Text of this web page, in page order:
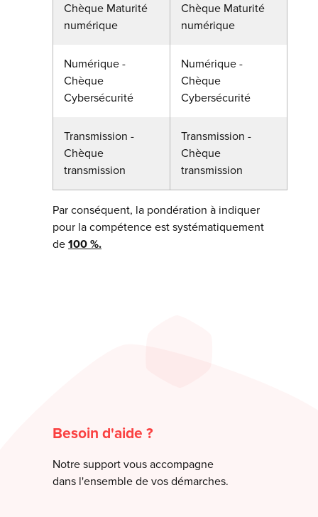
Chèque Maturité
numérique
Chèque Maturité
numérique
Numérique -
Chèque
Cybersécurité
Numérique -
Chèque
Cybersécurité
Transmission -
Chèque
transmission
Transmission -
Chèque
transmission
Par conséquent, la pondération à indiquer
pour la compétence est systématiquement
de 100 %.
Besoin d'aide ?
Notre support vous accompagne
dans l'ensemble de vos démarches.